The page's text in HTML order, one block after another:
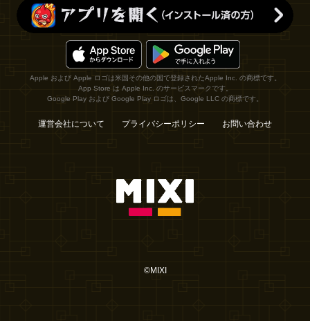
Apple および Apple ロゴは米国その他の国で登録されたApple Inc. の商標です。
App Store は Apple Inc. のサービスマークです。
Google Play および Google Play ロゴは、Google LLC の商標です。
運営会社について プライバシーポリシー お問い合わせ
©MIXI